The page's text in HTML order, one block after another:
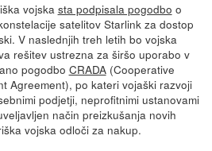
vojska sta podpisala pogodbo o
satelitov Starlink za dostop
V naslednjih treh letih bo vojska
rešitev ustrezna za širšo uporabo v
pogodbo CRADA(Cooperative
Agreement), po kateri vojaški razvoji
podjetji, neprofitnimi ustanovami
način preizkušanja novih
vojska odloči za nakup.